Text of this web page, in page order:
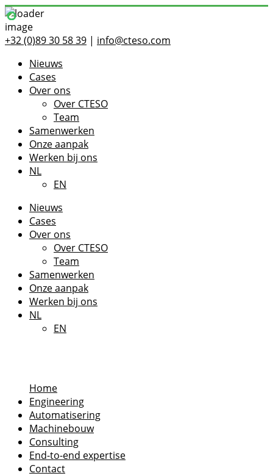
Spring
inhoud
+32 (0)89 30 58 39 | info@cteso.com
Nieuws
Cases
Over ons
Over CTESO
Team
Samenwerken
Onze aanpak
Werken bij ons
NL
EN
Nieuws
Cases
Over ons
Over CTESO
Team
Samenwerken
Onze aanpak
Werken bij ons
NL
EN
Home
Engineering
Automatisering
Machinebouw
Consulting
End-to-end expertise
Contact